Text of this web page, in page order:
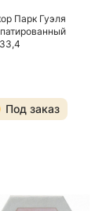
Парк Гуэля
Под заказ